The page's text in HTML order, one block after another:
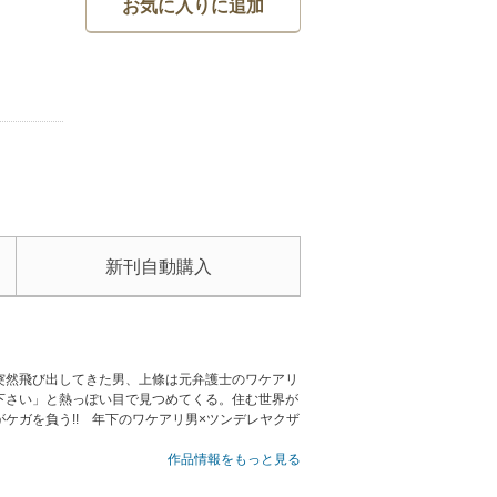
お気に入りに追加
新刊自動購入
飛び出してきた男、上條は元弁護士のワケアリ
い」と熱っぽい目で見つめてくる。住む世界が
ケガを負う!! 年下のワケアリ男×ツンデレヤクザ
作品情報をもっと見る